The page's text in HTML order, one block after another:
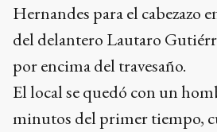
Hernandes para el cabezazo
del delantero Lautaro
por encima del travesaño.
El local se quedó con un
minutos del primer tiempo,